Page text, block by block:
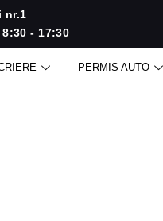
nr.1
- 17:30
PERMIS AUTO